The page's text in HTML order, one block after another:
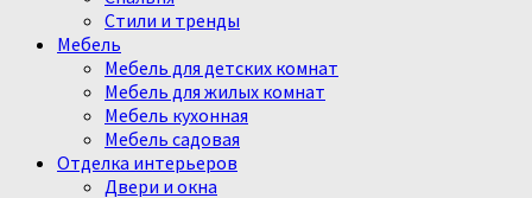
Стили и тренды
Мебель
Мебель для детских комнат
Мебель для жилых комнат
Мебель кухонная
Мебель садовая
Отделка интерьеров
Двери и окна